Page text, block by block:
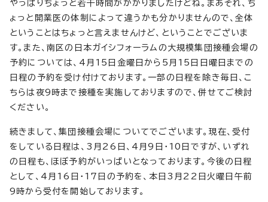
やっぱりちょっと若干時間がかかりましたけどね。まあそれ、ち
ょっと開業医の体制によって違うかも分かりませんので、全体
ということはちょっと言えませんけど、ということでございま
す。また、南区の日本ガイシフォーラムの大規模集団接種会場の
予約については、4月15日金曜日から5月15日日曜日までの
日程の予約を受け付けております。一部の日程を除き毎日、こ
ちらは夜9時まで接種を実施しておりますので、併せてご検討
ください。
続きまして、集団接種会場についてでございます。現在、受付
をしている日程は、3月26日、4月9日・10日ですが、いずれ
の日程も、ほぼ予約がいっぱいとなっております。今後の日程
として、4月16日・17日の予約を、本日3月22日火曜日午前
9時から受付を開始しております。